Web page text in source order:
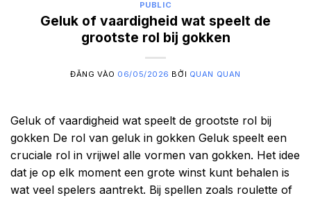
PUBLIC
Geluk of vaardigheid wat speelt de
grootste rol bij gokken
ĐĂNG VÀO 06/05/2026 BỞI QUAN QUAN
Geluk of vaardigheid wat speelt de grootste rol bij
gokken De rol van geluk in gokken Geluk speelt een
cruciale rol in vrijwel alle vormen van gokken. Het idee
dat je op elk moment een grote winst kunt behalen is
wat veel spelers aantrekt. Bij spellen zoals roulette of